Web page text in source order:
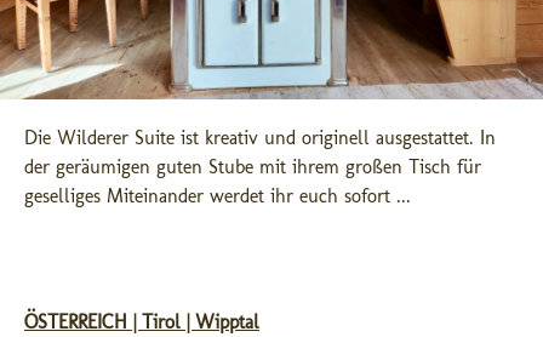
Die Wilderer Suite ist kreativ und originell ausgestattet. In
der geräumigen guten Stube mit ihrem großen Tisch für
geselliges Miteinander werdet ihr euch sofort ...
ÖSTERREICH | Tirol | Wipptal